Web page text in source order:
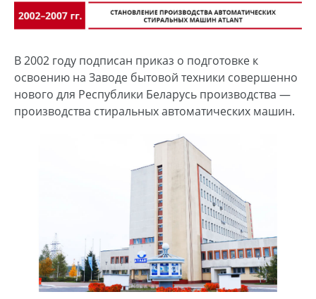
В 2002 году подписан приказ о подготовке к
освоению на Заводе бытовой техники совершенно
нового для Республики Беларусь производства —
производства стиральных автоматических машин.